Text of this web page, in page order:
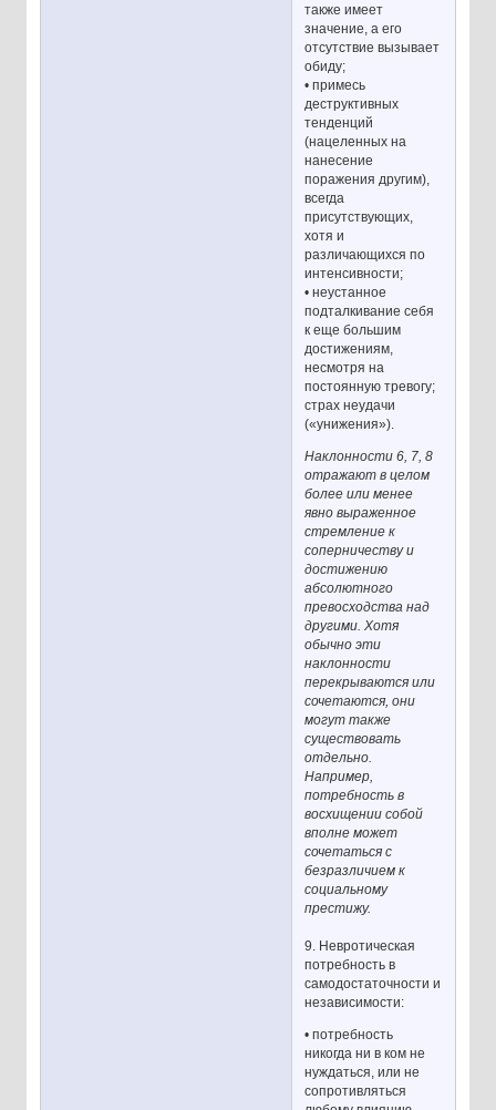
также имеет
значение, а его
отсутствие вызывает
обиду;
• примесь
деструктивных
тенденций
(нацеленных на
нанесение
поражения другим),
всегда
присутствующих,
хотя и
различающихся по
интенсивности;
• неустанное
подталкивание себя
к еще большим
достижениям,
несмотря на
постоянную тревогу;
страх неудачи
(«унижения»).
Наклонности 6, 7, 8
отражают в целом
более или менее
явно выраженное
стремление к
соперничеству и
достижению
абсолютного
превосходства над
другими. Хотя
обычно эти
наклонности
перекрываются или
сочетаются, они
могут также
существовать
отдельно.
Например,
потребность в
восхищении собой
вполне может
сочетаться с
безразличием к
социальному
престижу.
9. Невротическая
потребность в
самодостаточности и
независимости:
• потребность
никогда ни в ком не
нуждаться, или не
сопротивляться